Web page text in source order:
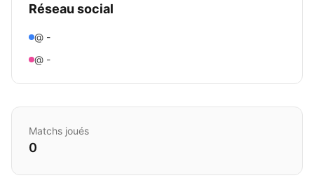
Réseau social
@ -
@ -
Matchs joués
0